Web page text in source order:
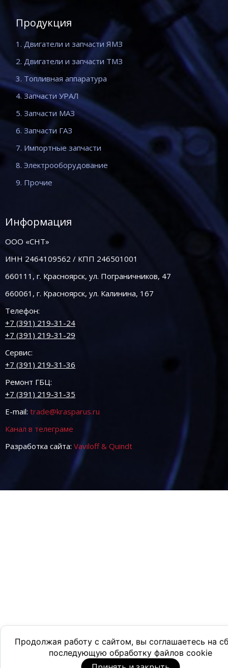
Продолжая работу с сайтом, вы соглашаетесь на
последующую обработку файлов cookie
Продукция
1. Двигатели и запчасти ЯМЗ
2. Двигатели и запчасти ТМЗ
3. Топливная аппаратура
4. Запчасти УРАЛ
5. Запчасти МАЗ
6. Запчасти ГАЗ
7. Импортные запчасти
8. Электрооборудование
9. Прочие
Информация
ООО «СНТ»
ИНН 2464109562 / КПП 246501001
660111, г. Красноярск, ул. Пограничников, 47
660061, г. Красноярск, ул. Калинина, 167
Телефон:
+7 (391) 219-31-24
+7 (391) 219-31-29
Сервис:
+7 (391) 219-31-36
Ремонт ГБЦ:
+7 (391) 219-31-35
E-mail: trade@krasparus.ru
Канал в телеграме
Разработка сайта: Vaviloff & Quindt